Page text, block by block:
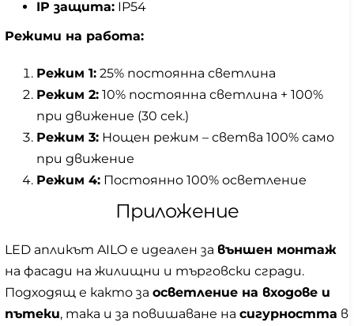
IP защита: IP54
Режими на работа:
Режим 1: 25% постоянна светлина
Режим 2: 10% постоянна светлина + 100%
при движение (30 сек.)
Режим 3: Нощен режим – светва 100% само
при движение
Режим 4: Постоянно 100% осветление
Приложение
LED апликът AILO е идеален за външен монтаж
на фасади на жилищни и търговски сгради.
Подходящ е както за осветление на входове и
пътеки, така и за повишаване на сигурността в